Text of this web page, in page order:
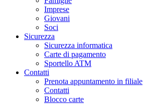
Imprese
Giovani
Soci
Sicurezza
Sicurezza informatica
Carte di pagamento
Sportello ATM
Contatti
Prenota appuntamento in filiale
Contatti
Blocco carte